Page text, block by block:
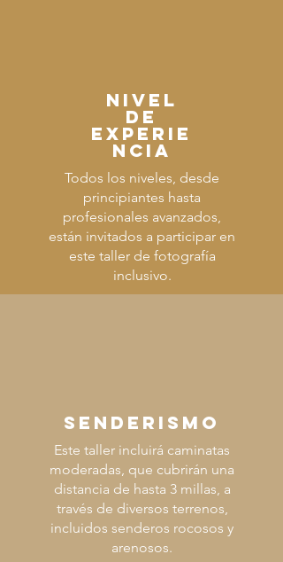
Nivel
de
experie
ncia
Todos los niveles, desde
principiantes hasta
profesionales avanzados,
están invitados a participar en
este taller de fotografía
inclusivo.
SENDERISMO
Este taller incluirá caminatas
moderadas, que cubrirán una
distancia de hasta 3 millas, a
través de diversos terrenos,
incluidos senderos rocosos y
arenosos.